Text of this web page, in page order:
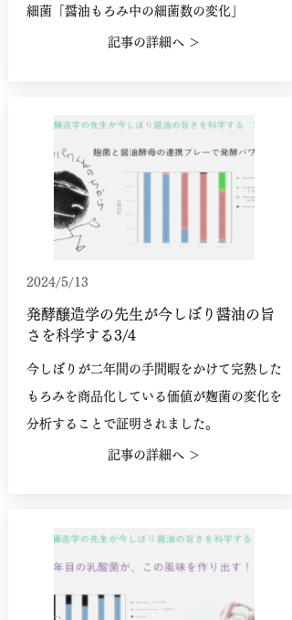
細菌「醤油もろみ中の細菌数の変化」
記事の詳細へ ＞
2024/5/13
発酵醸造学の先生が今しぼり醤油の旨
さを科学する3/4
今しぼりが二年間の手間暇をかけて完熟した
もろみを商品化している価値が麹菌の変化を
分析することで証明されました。
記事の詳細へ ＞